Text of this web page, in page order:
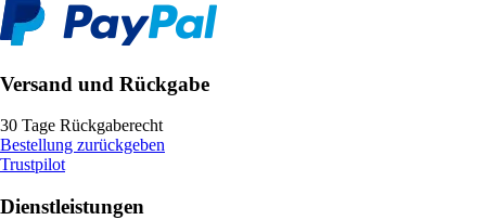
Versand und Rückgabe
30 Tage Rückgaberecht
Bestellung zurückgeben
Trustpilot
Dienstleistungen